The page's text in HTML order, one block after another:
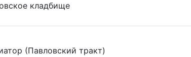
кладбище
(Павловский тракт)